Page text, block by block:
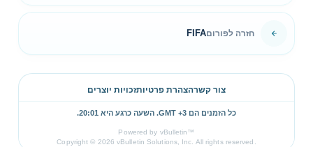
חזרה לפורוםFIFA
צור קשרהצהרת פרטיותזכויות יוצרים
כל הזמנים הם GMT +3. השעה כרגע היא 20:01
.
Powered by vBulletin™
Copyright © 2026 vBulletin Solutions, Inc. All rights reserved.